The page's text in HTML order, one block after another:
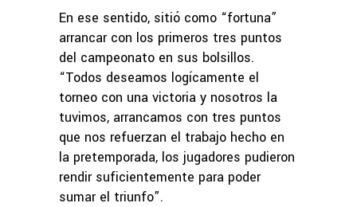
En ese sentido, sitió como “fortuna”
arrancar con los primeros tres puntos
del campeonato en sus bolsillos.
“Todos deseamos logícamente el
torneo con una victoria y nosotros la
tuvimos, arrancamos con tres puntos
que nos refuerzan el trabajo hecho en
la pretemporada, los jugadores pudieron
rendir suficientemente para poder
sumar el triunfo”.